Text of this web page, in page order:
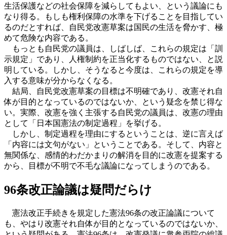
生活保護などの社会保障を減らしてもよい、という議論にも
なり得る。もしも権利保障の水準を下げることを目指してい
るのだとすれば、自民党改憲草案は国民の生活を脅かす、極
めて危険な内容である。
もっとも自民党の議員は、しばしば、これらの規定は「訓
示規定」であり、人権制約を正当化するものではない、と説
明している。しかし、そうなると今度は、これらの規定を導
入する意味が分からなくなる。
結局、自民党改憲草案の目標は不明確であり、改憲それ自
体が目的となっているのではないか、という疑念を禁じ得な
い。実際、改憲を強く主張する自民党の議員は、改憲の理由
として「 日本国憲法の制定過程 」を挙げる。
しかし、制定過程を理由にするということは、逆に言えば
「内容には文句がない」ということである。そして、内容と
無関係な、感情的わだかまりの解消を目的に改憲を提案する
から、目標が不明で不毛な議論になってしまうのである。
96条改正論議は疑問だらけ
憲法改正手続きを規定した憲法96条の改正論議について
も、やはり改憲それ自体が目的となっているのではないか、